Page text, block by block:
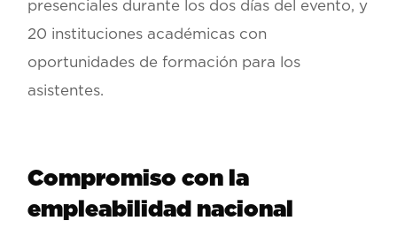
presenciales durante los dos días del evento, y
20 instituciones académicas con
oportunidades de formación para los
asistentes.
Compromiso con la
empleabilidad nacional